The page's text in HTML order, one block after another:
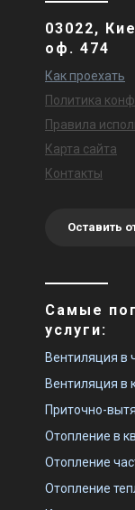
03022,
оф. 474
Как проехать
Политика
Правила
Карта сайта
Контакты
Оставить
Самые
услуги:
Вентиляция в
Вентиляция в
Приточно-
Отопление в
Отопление
Отопление